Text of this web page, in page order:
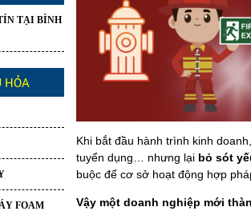
TẠI BÌNH
HỎA
FOAM
Khi bắt đầu hành trình kinh
tuyển dụng… nhưng lại bỏ sót
buộc để cơ sở hoạt động hợp
Vậy một doanh nghiệp mới